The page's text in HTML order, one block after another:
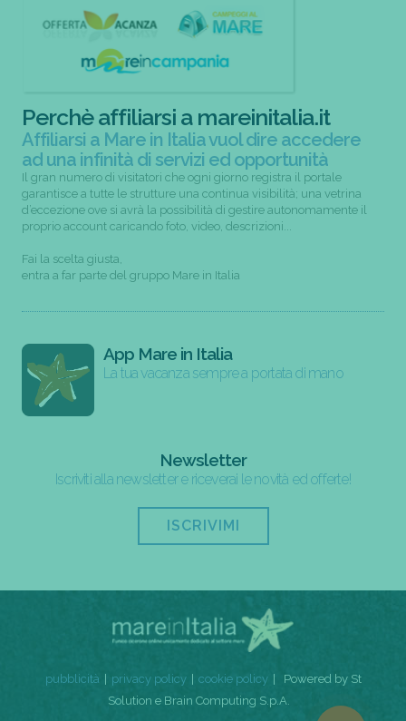
Perchè affiliarsi a mareinitalia.it
Affiliarsi a Mare in Italia vuol dire accedere
ad una infinità di servizi ed opportunità
Il gran numero di visitatori che ogni giorno registra il portale
garantisce a tutte le strutture una continua visibilità; una vetrina
d’eccezione ove si avrà la possibilità di gestire autonomamente il
proprio account caricando foto, video, descrizioni...
Fai la scelta giusta,
entra a far parte del gruppo Mare in Italia
App Mare in Italia
La tua vacanza sempre a portata di mano
Newsletter
Iscriviti alla newsletter e riceverai le novità ed offerte!
ISCRIVIMI
pubblicità privacy policy cookie policy
Powered by St
Solution e Brain Computing S.p.A.